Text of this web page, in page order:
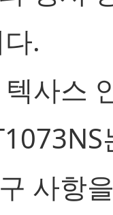
.
사스
사항